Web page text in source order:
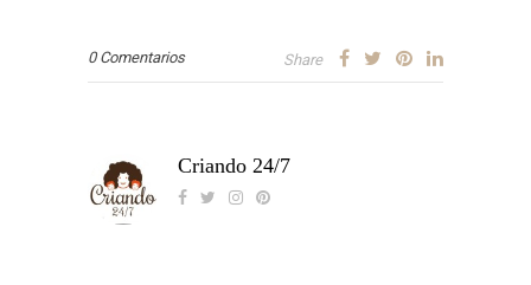
0 Comentarios Share
Criando 24/7